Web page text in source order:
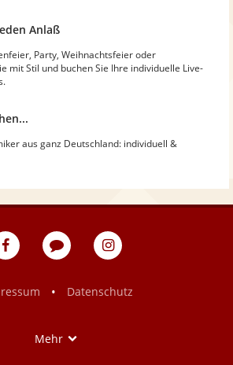
Anlaß
Party, Weihnachtsfeier oder
mit Stil und buchen Sie Ihre individuelle Live-
aus ganz Deutschland: individuell &
eventpeppers
Blog
eventpeppers
• Datenschutz
Mehr